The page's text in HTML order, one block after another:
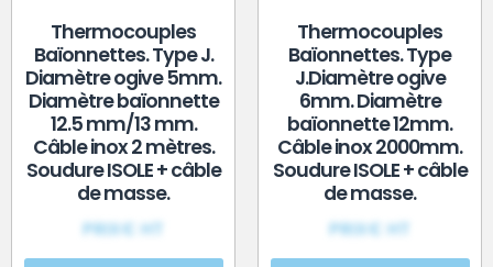
Thermocouples
Baïonnettes. Type J.
Diamètre ogive 5mm.
Diamètre baïonnette
12.5 mm/13 mm.
Câble inox 2 mètres.
Soudure ISOLE + câble
de masse.
PRIX€ HT
Thermocouples
Baïonnettes. Type
J.Diamètre ogive
6mm. Diamètre
baïonnette 12mm.
Câble inox 2000mm.
Soudure ISOLE + câble
de masse.
PRIX€ HT